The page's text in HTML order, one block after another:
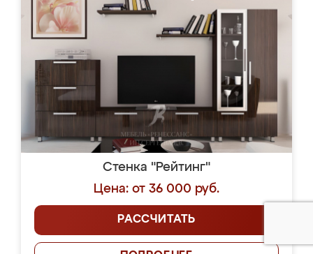
Стенка "Рейтинг"
Цена: от 36 000 руб.
РАССЧИТАТЬ